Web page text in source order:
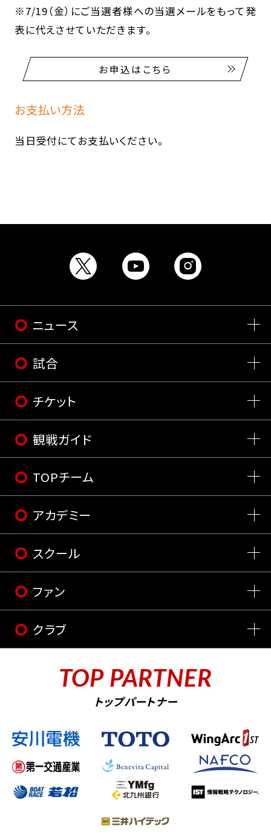
※7/19（金）にご当選者様への当選メールをもって発
表に代えさせていただきます。
お申込はこちら
お支払い方法
当日受付にてお支払いください。
ニュース
試合
チケット
観戦ガイド
TOPチーム
アカデミー
スクール
ファン
クラブ
TOP PARTNER
トップパートナー